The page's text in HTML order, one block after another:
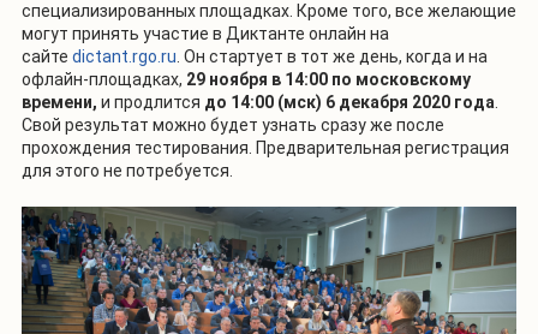
специализированных площадках. Кроме того, все желающие
могут принять участие в Диктанте онлайн на
сайте dictant.rgo.ru . Он стартует в тот же день, когда и на
офлайн-площадках, 29 ноября в 14:00 по московскому
времени, и продлится до 14:00 (мск) 6 декабря 2020 года
Свой результат можно будет узнать сразу же после
прохождения тестирования. Предварительная регистрация
для этого не потребуется.